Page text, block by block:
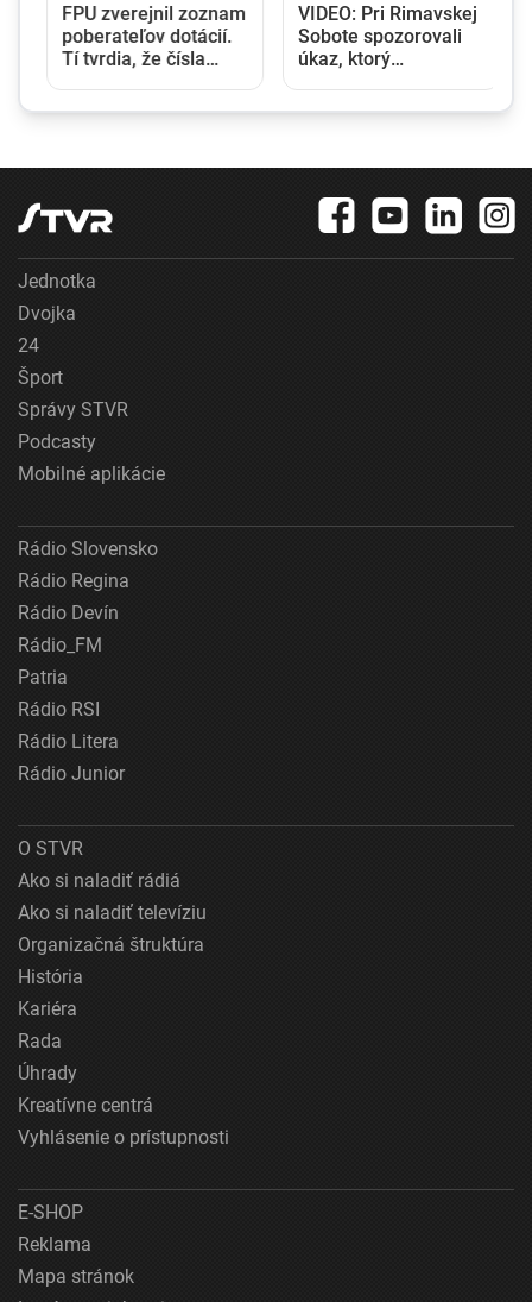
FPU zverejnil zoznam
poberateľov dotácií.
Tí tvrdia, že čísla
VIDEO: Pri Rimavskej
Sobote spozorovali
úkaz, ktorý
Jednotka
Dvojka
24
Šport
Správy STVR
Podcasty
Mobilné aplikácie
Rádio Slovensko
Rádio Regina
Rádio Devín
Rádio_FM
Patria
Rádio RSI
Rádio Litera
Rádio Junior
O STVR
Ako si naladiť rádiá
Ako si naladiť televíziu
Organizačná štruktúra
História
Kariéra
Rada
Úhrady
Kreatívne centrá
Vyhlásenie o prístupnosti
E-SHOP
Reklama
Mapa stránok